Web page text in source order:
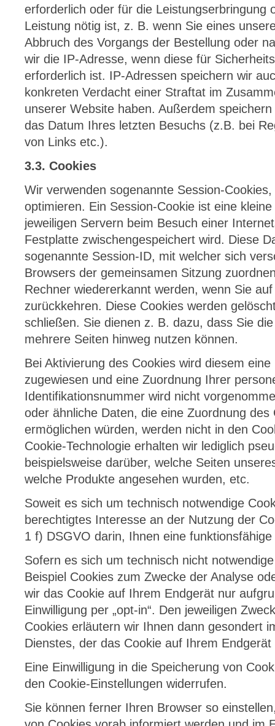
erforderlich oder für die Leistungserbringung
Leistung nötig ist, z. B. wenn Sie eines
Abbruch des Vorgangs der Bestellung oder
wir die IP-Adresse, wenn diese für
erforderlich ist. IP-Adressen speichern wir
konkreten Verdacht einer Straftat im
unserer Website haben. Außerdem
das Datum Ihres letzten Besuchs (z.B. bei
von Links etc.).
3.3. Cookies
Wir verwenden sogenannte Session-
optimieren. Ein Session-Cookie ist eine
jeweiligen Servern beim Besuch einer
Festplatte zwischengespeichert wird. Diese
sogenannte Session-ID, mit welcher sich
Browsers der gemeinsamen Sitzung
Rechner wiedererkannt werden, wenn Sie
zurückkehren. Diese Cookies werden
schließen. Sie dienen z. B. dazu, dass Sie
mehrere Seiten hinweg nutzen können.
Bei Aktivierung des Cookies wird diesem
zugewiesen und eine Zuordnung Ihrer
Identifikationsnummer wird nicht
oder ähnliche Daten, die eine Zuordnung des
ermöglichen würden, werden nicht in den
Cookie-Technologie erhalten wir lediglich
beispielsweise darüber, welche Seiten
welche Produkte angesehen wurden, etc.
Soweit es sich um technisch notwendige
berechtigtes Interesse an der Nutzung der
1 f) DSGVO darin, Ihnen eine
Sofern es sich um technisch nicht
Beispiel Cookies zum Zwecke der Analyse
wir das Cookie auf Ihrem Endgerät nur
Einwilligung per „opt-in“. Den jeweiligen
Cookies erläutern wir Ihnen dann gesondert
Dienstes, der das Cookie auf Ihrem
Eine Einwilligung in die Speicherung von
den Cookie-Einstellungen widerrufen.
Sie können ferner Ihren Browser so